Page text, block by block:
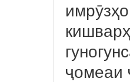
ҷомеаи